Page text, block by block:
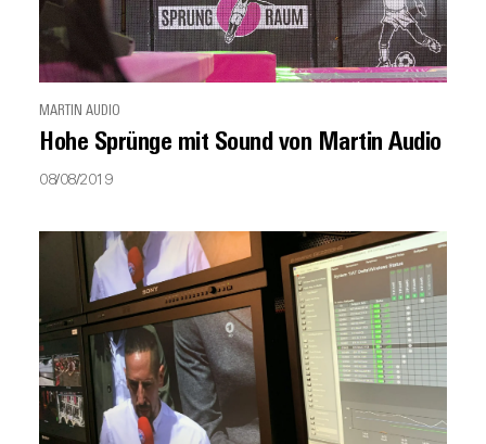
MARTIN AUDIO
Hohe Sprünge mit Sound von Martin Audio
08/08/2019